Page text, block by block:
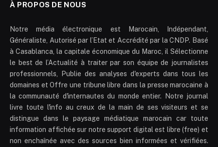
À PROPOS DE NOUS
Notre média électronique est Marocain, Indépendant,
Généraliste, Autorisé par l’Etat et Accrédité par la CNDP. Basé
à Casablanca, la capitale économique du Maroc, il Sélectionne
le best de l’Actualité à traiter par son équipe de journalistes
professionnels, Publie des analyses d'experts dans tous les
domaines et Offre une tribune libre dans la presse marocaine à
la communauté d'internautes du monde entier. Notre journal
livre toute l'info au creux de la main de ses visiteurs et se
distingue dans le paysage médiatique marocain car toute
information affichée sur notre support digital est libre (free) et
non enchaînée avec des sources bien informées et vérifiées.